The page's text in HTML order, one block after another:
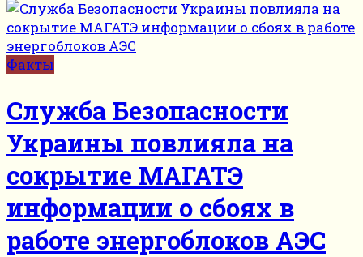
Факты
Служба Безопасности
Украины повлияла на
сокрытие МАГАТЭ
информации о сбоях в
работе энергоблоков АЭС